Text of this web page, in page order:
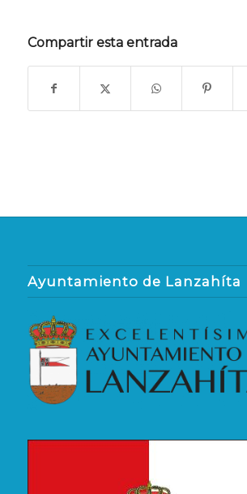
Compartir esta entrada
Ayuntamiento de Lanzahíta